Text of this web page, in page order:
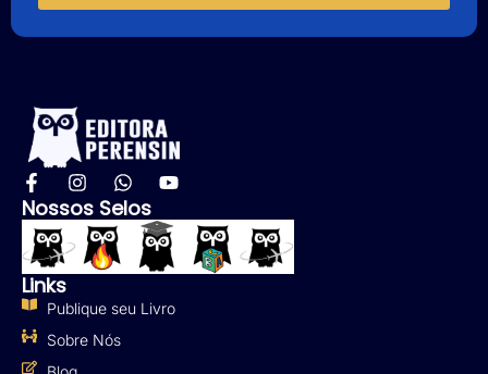
Nossos Selos
Links
Publique seu Livro
Sobre Nós